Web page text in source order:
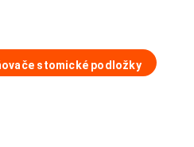
stomické podložky